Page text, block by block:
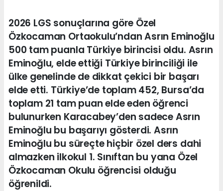
2026 LGS sonuçlarına göre Özel
Özkocaman Ortaokulu’ndan Asrın Eminoğlu
500 tam puanla Türkiye birincisi oldu. Asrın
Eminoğlu, elde ettiği Türkiye birinciliği ile
ülke genelinde de dikkat çekici bir başarı
elde etti. Türkiye’de toplam 452, Bursa’da
toplam 21 tam puan elde eden öğrenci
bulunurken Karacabey’den sadece Asrın
Eminoğlu bu başarıyı gösterdi. Asrın
Eminoğlu bu süreçte hiçbir özel ders dahi
almazken ilkokul 1. Sınıftan bu yana Özel
Özkocaman Okulu öğrencisi olduğu
öğrenildi.